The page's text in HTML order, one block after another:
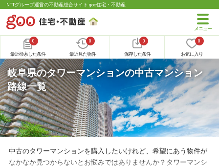
NTTグループ運営の不動産総合サイト goo住宅・不動産
0
最近検索した条件
0
最近見た物件
0
保存した条件
0
お気に入り
岐阜県のタワーマンションの中古マンション
路線一覧
中古のタワーマンションを購入したいけれど、希望にあう物件が
なかなか見つからないとお悩みではありませんか？タワーマンシ